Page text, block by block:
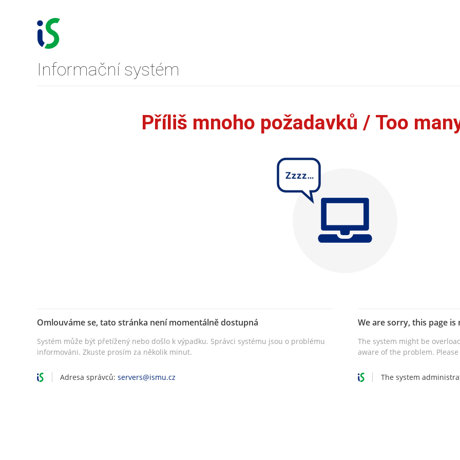
Informační systém
Příliš mnoho požadavků / Too
Omlouváme se, tato stránka není momentálně dostupná
Systém může být přetížený nebo došlo k výpadku. Správci systému jsou o problému
informováni. Zkuste prosím za několik minut.
We are sorry, this page
The system might be
aware of the problem.
Adresa správců:servers@ismu.cz The system